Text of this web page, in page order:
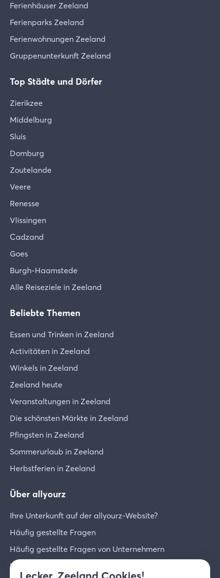
Ferienhäuser Zeeland
Ferienparks Zeeland
Ferienwohnungen Zeeland
Gruppenunterkunft Zeeland
Top Städte und Dörfer
Zierikzee
Middelburg
Sluis
Domburg
Zoutelande
Veere
Renesse
Vlissingen
Cadzand
Goes
Burgh-Haamstede
Alle Reiseziele in Zeeland
Beliebte Themen
Essen und Trinken in Zeeland
Activitäten in Zeeland
Winkels in Zeeland
Zeeland heute
Veranstaltungen in Zeeland
Die schönsten Märkte in Zeeland
Pfingsten in Zeeland
Sommerurlaub in Zeeland
Herbstferien in Zeeland
Über allyourz
Ihre Unterkunft auf der allyourz-Website?
Häufig gestellte Fragen
Häufig gestellte Fragen von Unternehmern
Unternehmer-Login